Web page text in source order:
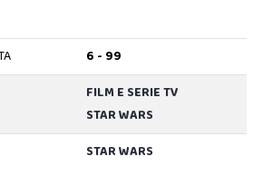
6 - 99
FILM E SERIE TV
STAR WARS
STAR WARS